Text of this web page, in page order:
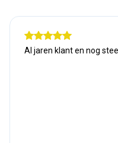
Al jaren klant en nog